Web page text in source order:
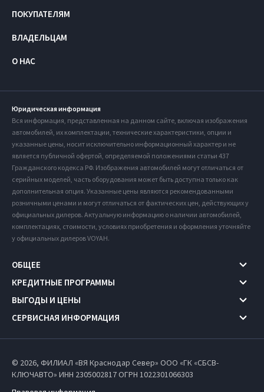
ПОКУПАТЕЛЯМ
ВЛАДЕЛЬЦАМ
О НАС
Юридическая информация
Вся информация, представленная на данном сайте, включая изображения
автомобилей, их комплектации, технические характеристики, опции и
указанные цены, носит исключительно информационный характер и не
является публичной офертой, определяемой положениями статьи 437
Гражданского кодекса РФ. Изображения автомобилей могут отличаться от
серийных моделей, часть оборудования может быть доступна только как
дополнительная опция. Указанные цены являются рекомендованными
розничными ценами и могут отличаться от фактических цен, действующих у
официальных дилеров. Актуальную информацию о наличии автомобилей,
комплектациях, стоимости, условиях приобретения и оформления уточняйте
у официальных дилеров VOYAH.
ОБЩЕЕ
КРЕДИТНЫЕ ПРОГРАММЫ
ВЫГОДЫ И ЦЕНЫ
СЕРВИСНАЯ ИНФОРМАЦИЯ
© 2026, ФИЛИАЛ «ВЯ Краснодар Север» ООО «ГК «СБСВ-
КЛЮЧАВТО» ИНН 2305002817ОГРН 1022301066303